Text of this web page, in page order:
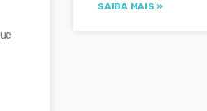
SAIBA MAIS »